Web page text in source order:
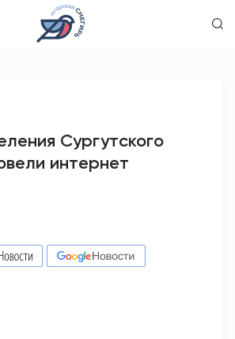
ОБРАЗОВАНИЕ
Сургутского
интернет